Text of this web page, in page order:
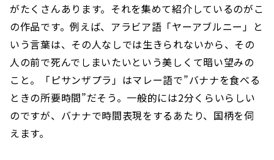
がたくさんあります。それを集めて紹介しているのがこ
の作品です。例えば、アラビア語「ヤーアブルニー」と
いう言葉は、その人なしでは生きられないから、その
人の前で死んでしまいたいという美しくて暗い望みの
こと。「ピサンザプラ」はマレー語で”バナナを食べる
ときの所要時間”だそう。一般的には2分くらいらしい
のですが、バナナで時間表現をするあたり、国柄を伺
えます。